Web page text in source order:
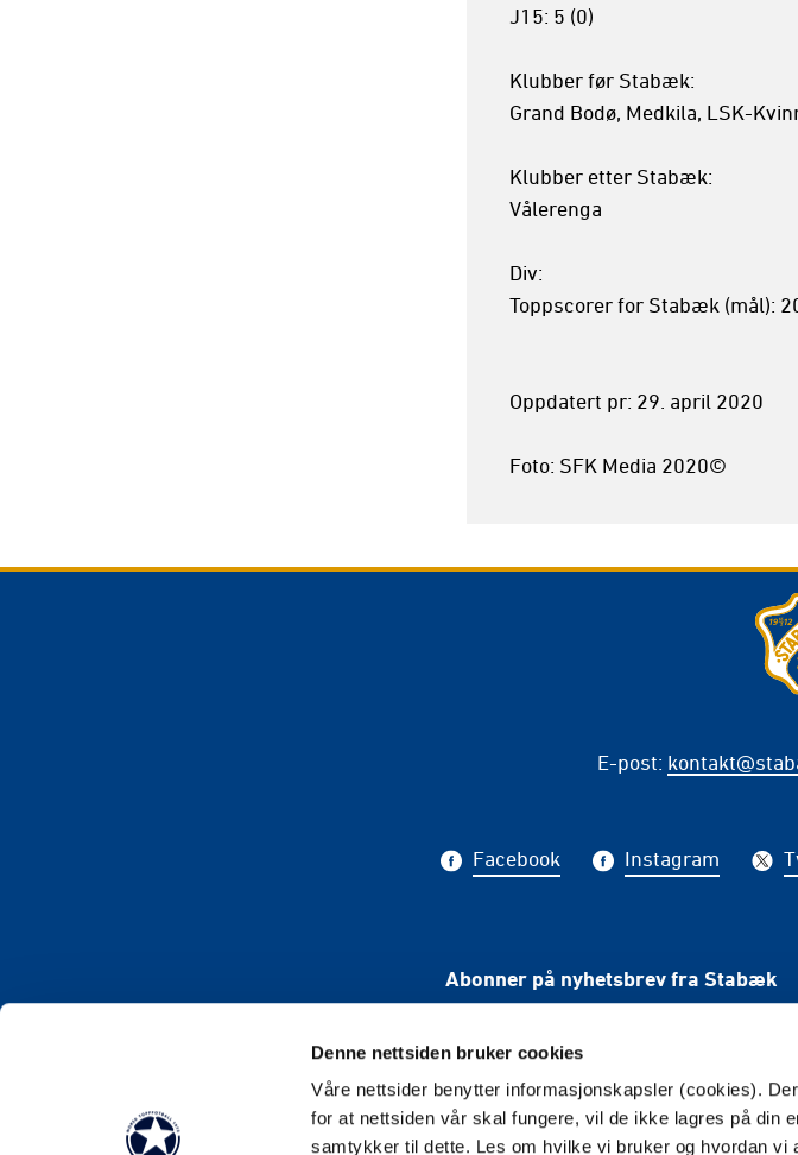
Denne nettsiden bruker cookies
Våre nettsider benytter informasjonskapsler (cookies).
for at nettsiden vår skal fungere, vil de ikke lagres på din
samtykker til dette. Les om hvilke vi bruker og hvordan vi
J15: 5 (0)
Klubber før Stabæk:
Grand Bodø, Medkila, LSK-
Klubber etter Stabæk:
Vålerenga
Div:
Toppscorer for Stabæk (mål):
Oppdatert pr: 29. april 2020
Foto: SFK Media 2020©
E-post:
Facebook Instagram
Abonner på nyhetsbrev fra Stabæk